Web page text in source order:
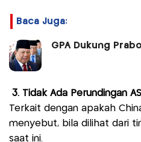
Baca Juga:
GPA Dukung
3. Tidak Ada Perundingan
Terkait dengan apakah
menyebut, bila dilihat dari
saat ini.